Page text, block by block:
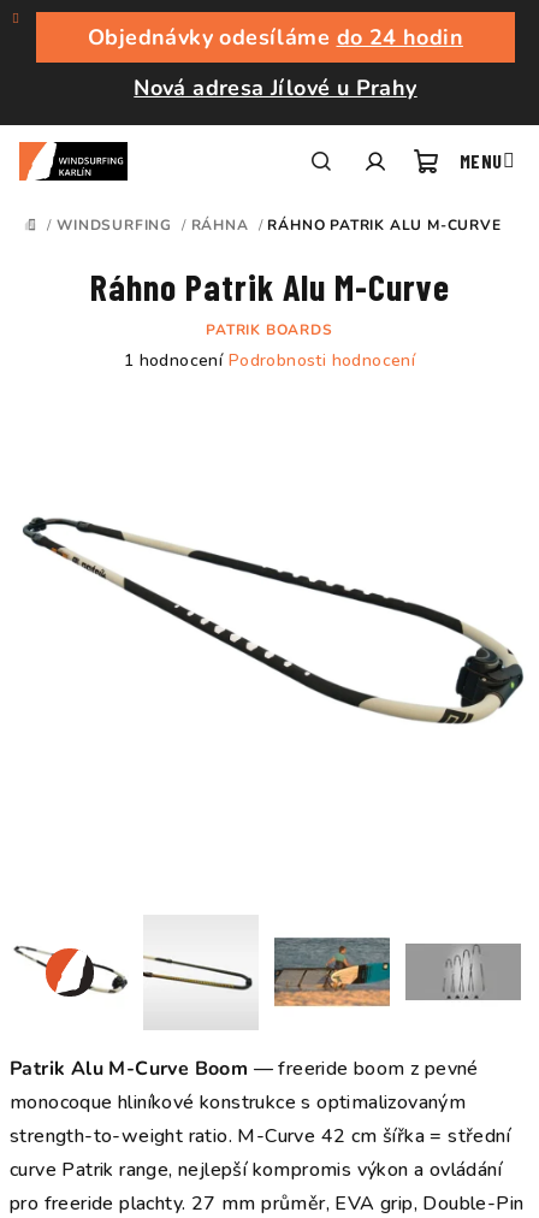
Přejít
obsah
Objednávky odesíláme do 24 hodin
Nová adresa Jílové u Prahy
DOMŮ
/ WINDSURFING / RÁHNA / RÁHNO PATRIK ALU M-CURVE
Patrik Alu M-Curve Boom — freeride boom z pevné
monocoque hliníkové konstrukce s optimalizovaným
strength-to-weight ratio. M-Curve 42 cm šířka = střední
curve Patrik range, nejlepší kompromis výkon a ovládání
pro freeride plachty. 27 mm průměr, EVA grip, Double-Pin
Ráhno Patrik Alu M-Curve
PATRIK BOARDS
Průměrné
hvězdiček.
1 hodnocení Podrobnosti hodnocení